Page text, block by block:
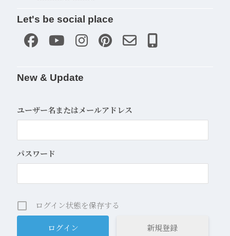
Let's be social place
New & Update
ユーザー名またはメールアドレス
パスワード
ログイン状態を保存する
新規登録